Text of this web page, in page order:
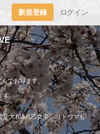
新規登録 ログイン
でおります。
す。
大和&八乙女楽。（トウマも